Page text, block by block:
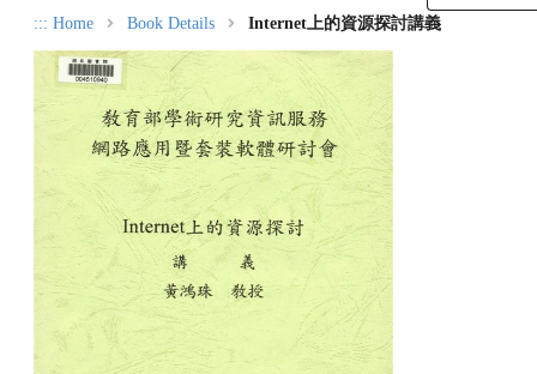
::: Home Book Details Internet上的資源探討講義